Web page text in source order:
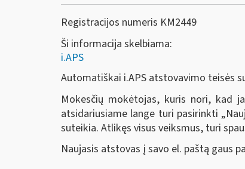
Registracijos numeris KM2449
Ši informacija skelbiama:
i.APS
Automatiškai i.APS atstovavimo teisės
Mokesčių mokėtojas, kuris nori, kad
atsidariusiame lange turi pasirinkti
suteikia. Atlikęs visus veiksmus, turi
Naujasis atstovas į savo el. paštą gaus